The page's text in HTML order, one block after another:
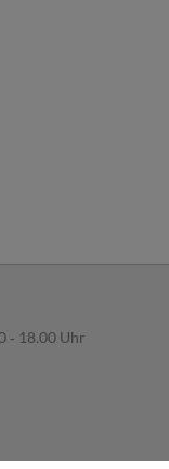
‐ 18.00 Uhr